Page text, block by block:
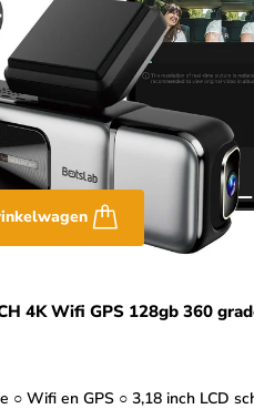
4K Wifi GPS 128gb 360
○ Wifi en GPS ○ 3,18 inch LCD